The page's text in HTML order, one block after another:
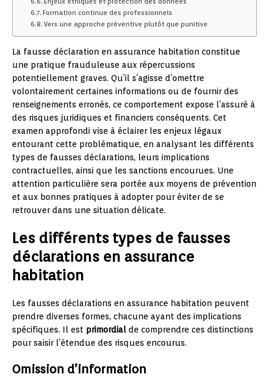
Formation continue des professionnels
Vers une approche préventive plutôt que punitive
La fausse déclaration en assurance habitation constitue
une pratique frauduleuse aux répercussions
potentiellement graves. Qu’il s’agisse d’omettre
volontairement certaines informations ou de fournir des
renseignements erronés, ce comportement expose l’assuré à
des risques juridiques et financiers conséquents. Cet
examen approfondi vise à éclairer les enjeux légaux
entourant cette problématique, en analysant les différents
types de fausses déclarations, leurs implications
contractuelles, ainsi que les sanctions encourues. Une
attention particulière sera portée aux moyens de prévention
et aux bonnes pratiques à adopter pour éviter de se
retrouver dans une situation délicate.
Les différents types de fausses
déclarations en assurance
habitation
Les fausses déclarations en assurance habitation peuvent
prendre diverses formes, chacune ayant des implications
spécifiques. Il est primordial de comprendre ces distinctions
pour saisir l’étendue des risques encourus.
Omission d’information